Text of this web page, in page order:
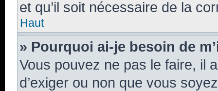
et qu’il soit nécessaire de la
Haut
» Pourquoi ai-je besoin de
Vous pouvez ne pas le faire, il
d’exiger ou non que vous